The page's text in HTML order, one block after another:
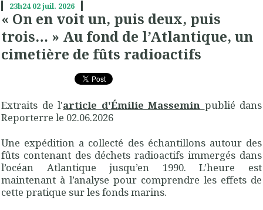
23h24 02juil. 2026
« On en voit un, puis deux, puis
trois… » Au fond de l’Atlantique, un
cimetière de fûts radioactifs
Extraits de l'article d'Émilie Massemin publié dans
Reporterre le 02.06.2026
Une expédition a collecté des échantillons autour des
fûts contenant des déchets radioactifs immergés dans
l’océan Atlantique jusqu’en 1990. L’heure est
maintenant à l’analyse pour comprendre les effets de
cette pratique sur les fonds marins.